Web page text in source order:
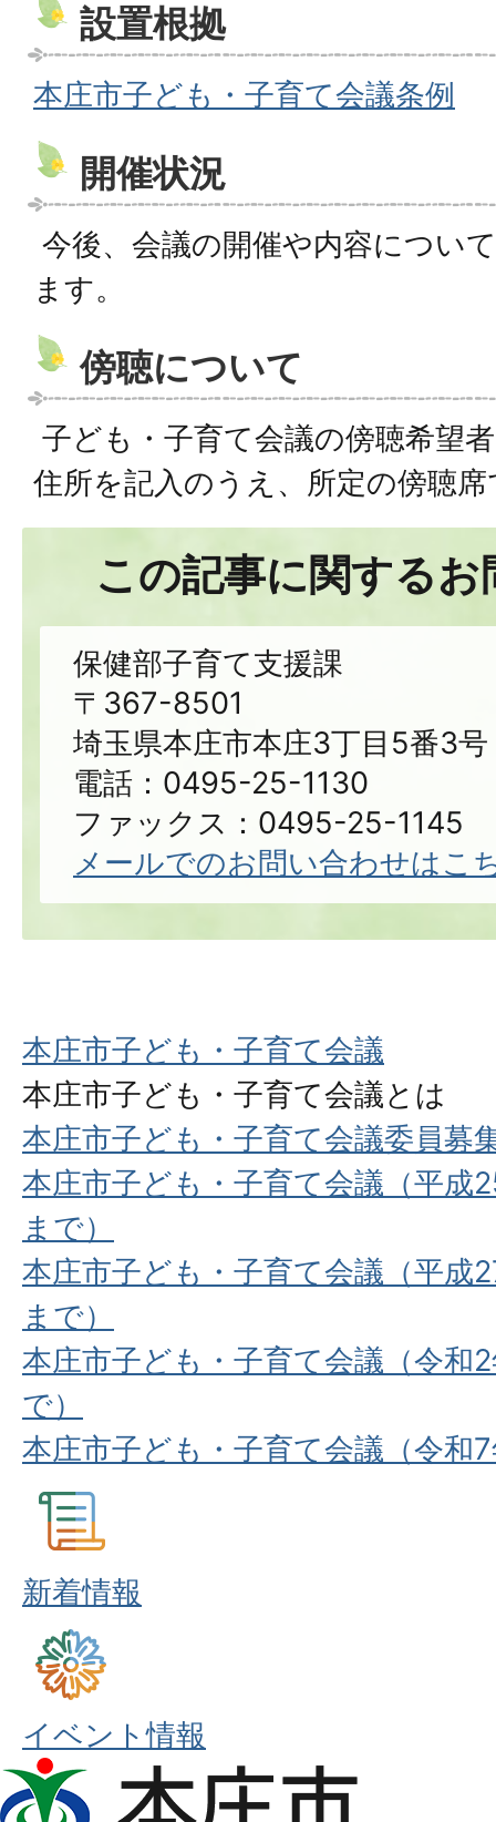
設置根拠
本庄市子ども・子育て会議条例
開催状況
今後、会議の開催や内容につい
ます。
傍聴について
子ども・子育て会議の傍聴希望
住所を記入のうえ、所定の傍聴
この記事に関する
保健部子育て支援課
〒367-8501
埼玉県本庄市本庄3丁目5番3号
電話：0495-25-1130
ファックス：0495-25-1145
メールでのお問い合わせはこ
本庄市子ども・子育て会議
本庄市子ども・子育て会議とは
本庄市子ども・子育て会議委員募
本庄市子ども・子育て会議（平成
まで）
本庄市子ども・子育て会議（平成
まで）
本庄市子ども・子育て会議（令和
で）
本庄市子ども・子育て会議（令和
新着情報
イベント情報
本